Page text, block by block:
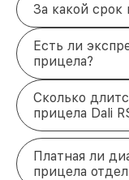
За какой срок
Есть ли
прицела?
Сколько
прицела Dali
Платная ли
прицела